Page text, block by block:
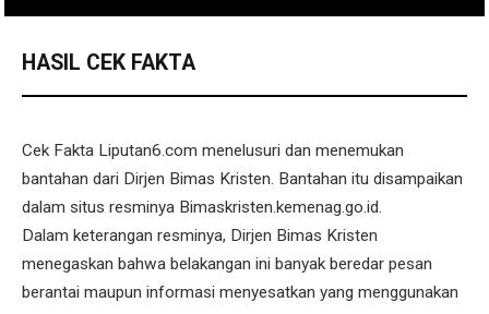
HASIL CEK FAKTA
Cek Fakta Liputan6.com menelusuri dan menemukan
bantahan dari Dirjen Bimas Kristen. Bantahan itu disampaikan
dalam situs resminya Bimaskristen.kemenag.go.id.
Dalam keterangan resminya, Dirjen Bimas Kristen
menegaskan bahwa belakangan ini banyak beredar pesan
berantai maupun informasi menyesatkan yang menggunakan